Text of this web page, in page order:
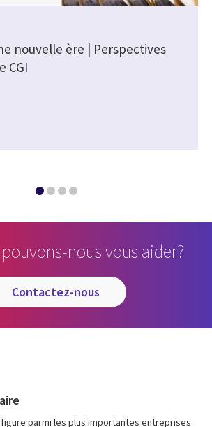
nouvelle ère | Perspectives
CGI
nous vous aider?
contactez-nous
figure parmi les plus importantes entreprises